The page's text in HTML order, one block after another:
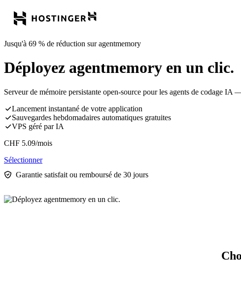
Jusqu'à 69 % de réduction sur agentmemory
Déployez agentmemory en un clic.
Serveur de mémoire persistante open-source pour les agents de codage IA
Lancement instantané de votre application
Sauvegardes hebdomadaires automatiques gratuites
VPS géré par IA
CHF 5.09/mois
Sélectionner
Garantie satisfait ou remboursé de 30 jours